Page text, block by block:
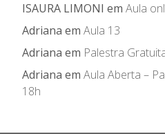
ISAURA LIMONI em Aula
Adriana em Aula 13
Adriana em Palestra
Adriana em Aula Aberta –
18h